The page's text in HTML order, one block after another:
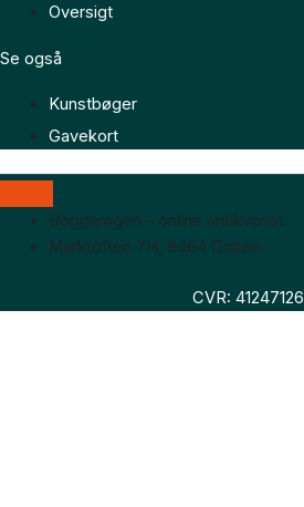
Oversigt
Se også
Kunstbøger
Gavekort
Boggaragen – online antikvariat
Marktoften 7H, 8464 Galten
CVR: 41247126